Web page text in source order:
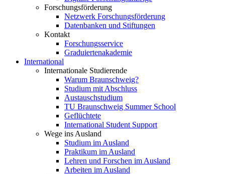
Forschungsförderung
Netzwerk Forschungsförderung
Datenbanken und Stiftungen
Kontakt
Forschungsservice
Graduiertenakademie
International
Internationale Studierende
Warum Braunschweig?
Studium mit Abschluss
Austauschstudium
TU Braunschweig Summer School
Geflüchtete
International Student Support
Wege ins Ausland
Studium im Ausland
Praktikum im Ausland
Lehren und Forschen im Ausland
Arbeiten im Ausland